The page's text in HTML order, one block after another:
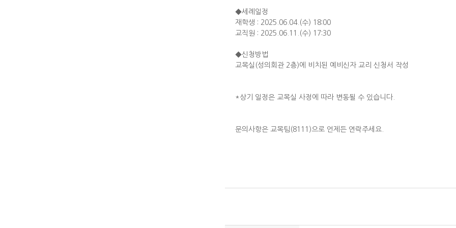
◆세례일정
재학생 : 2025.06.04.(수) 18:00
교직원 : 2025.06.11.(수) 17:30
◆신청방법
교목실(성의회관 2층)에 비치된 예비신자 교리 신청서 작성
*상기 일정은 교목실 사정에 따라 변동될 수 있습니다.
문의사항은 교목팀(8111)으로 언제든 연락주세요.